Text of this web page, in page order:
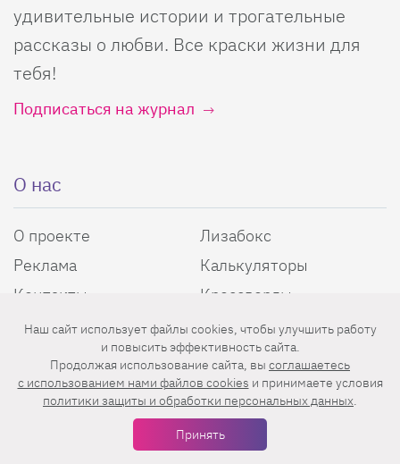
удивительные истории и трогательные
рассказы о любви. Все краски жизни для
тебя!
Подписаться на журнал
О нас
О проекте
Реклама
Контакты
Авторы
Лизабокс
Калькуляторы
Кроссворды
Все теги
Энциклопедия красоты
Пользовательское соглашение
Политика конфиденциальности
Наш сайт использует файлы cookies, чтобы улучшить работу
и повысить эффективность сайта.
Продолжая использование сайта, вы соглашаетесь
c использованием нами файлов cookies и принимаете условия
политики защиты и обработки персональных данных.
Принять